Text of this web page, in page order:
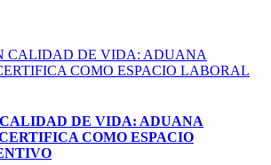
DE VIDA: ADUANA
COMO ESPACIO